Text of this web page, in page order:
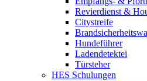
Revierdienst &
Citystreife
Hundeführer
Ladendetektei
Türsteher
HES Schulungen